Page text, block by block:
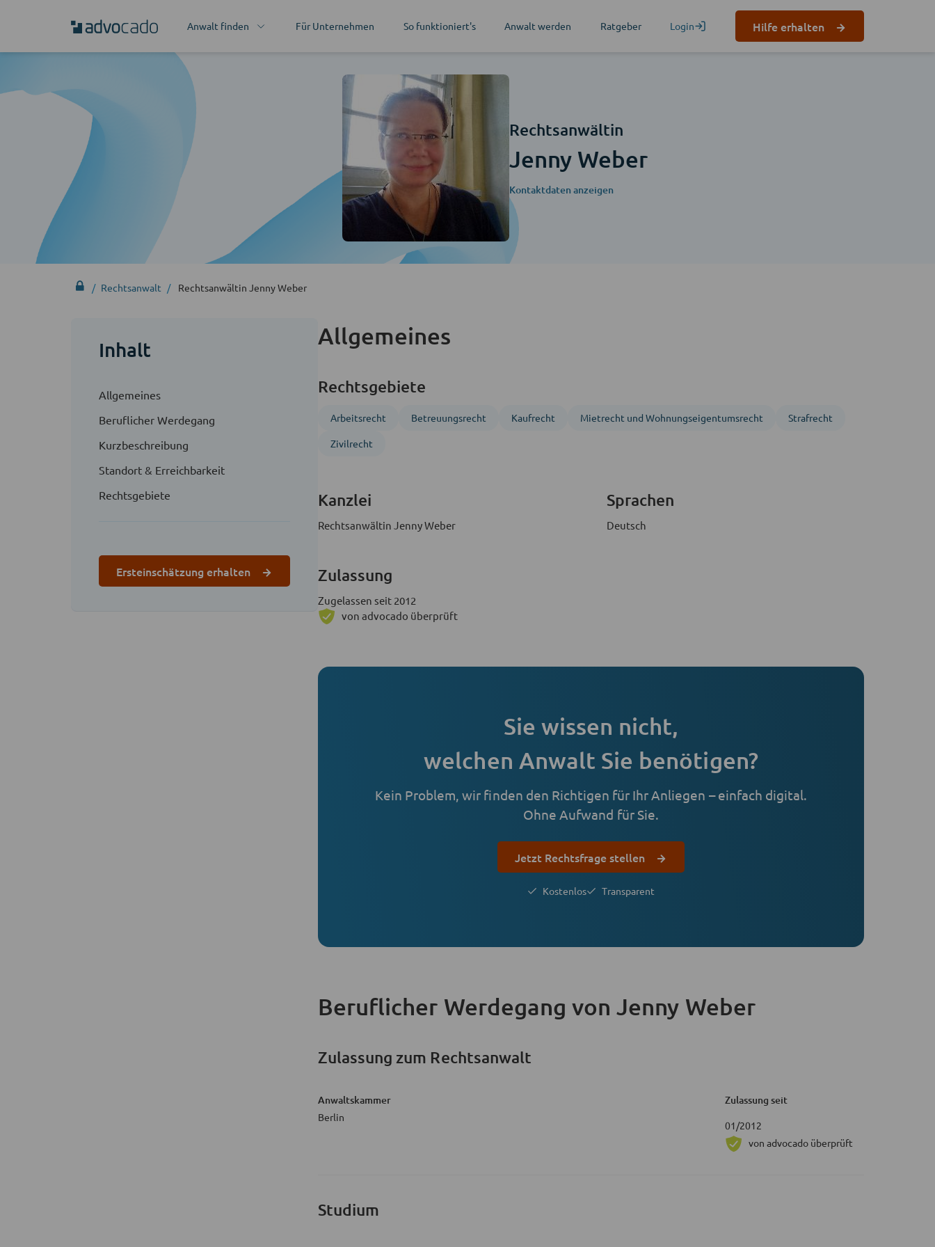
Anwalt finden Für Unternehmen So funktioniert's Anwalt werden Ratgeber Login Hilfe erhalten
Rechtsanwältin
Jenny Weber
Kontaktdaten anzeigen
Rechtsanwalt Rechtsanwältin Jenny Weber
Inhalt
Allgemeines
Beruflicher Werdegang
Kurzbeschreibung
Standort & Erreichbarkeit
Rechtsgebiete
Ersteinschätzung erhalten
Allgemeines
Rechtsgebiete
Arbeitsrecht Betreuungs­recht Kaufrecht Mietrecht und Wohnungs­eigentumsrecht Strafrecht
Zivil­recht
Kanzlei
Rechtsanwältin Jenny Weber
Sprachen
Deutsch
Zulassung
Zugelassen seit 2012
von advocado überprüft
Sie wissen nicht,
welchen Anwalt Sie benötigen?
Kein Problem, wir finden den Richtigen für Ihr Anliegen – einfach digital.
Ohne Aufwand für Sie.
Jetzt Rechtsfrage stellen
Kostenlos Transparent
Beruflicher Werdegang von Jenny Weber
Zulassung zum Rechtsanwalt
Anwaltskammer Zulassung seit
Berlin
01/2012
von advocado überprüft
Studium